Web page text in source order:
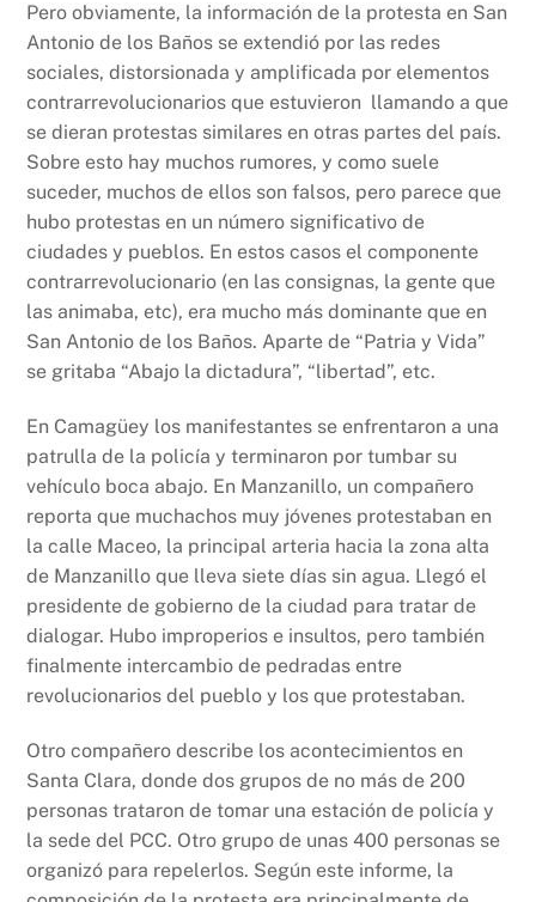
Pero obviamente, la información de la protesta en San
Antonio de los Baños se extendió por las redes
sociales, distorsionada y amplificada por elementos
contrarrevolucionarios que estuvieron llamando a que
se dieran protestas similares en otras partes del país.
Sobre esto hay muchos rumores, y como suele
suceder, muchos de ellos son falsos, pero parece que
hubo protestas en un número significativo de
ciudades y pueblos. En estos casos el componente
contrarrevolucionario (en las consignas, la gente que
las animaba, etc), era mucho más dominante que en
San Antonio de los Baños. Aparte de “Patria y Vida”
se gritaba “Abajo la dictadura”, “libertad”, etc.
En Camagüey los manifestantes se enfrentaron a una
patrulla de la policía y terminaron por tumbar su
vehículo boca abajo. En Manzanillo, un compañero
reporta que muchachos muy jóvenes protestaban en
la calle Maceo, la principal arteria hacia la zona alta
de Manzanillo que lleva siete días sin agua. Llegó el
presidente de gobierno de la ciudad para tratar de
dialogar. Hubo improperios e insultos, pero también
finalmente intercambio de pedradas entre
revolucionarios del pueblo y los que protestaban.
Otro compañero describe los acontecimientos en
Santa Clara, donde dos grupos de no más de 200
personas trataron de tomar una estación de policía y
la sede del PCC. Otro grupo de unas 400 personas se
organizó para repelerlos. Según este informe, la